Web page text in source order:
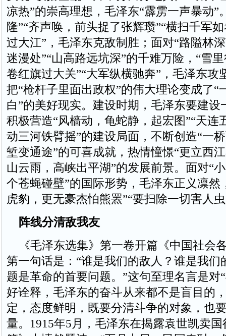
凉热”的崇高理想，毛泽东“霹雳一声暴动”
隆”“齐声唤，前头捉了张辉瓒”“横扫千军
过大江”，毛泽东克敌制胜；面对“路隘林
迷漫处”“山高路远坑深”的千难万险，“雪
卷红旗过大关”“大军纵横驰奔”，毛泽东攻
把“枪杆子里面出政权”的伟大理论变成了“
白”的美好现实。建设时期，毛泽东要建设
积极营造“风樯动，龟蛇静，起宏图”“天连
动三河铁臂摇”的建设局面，不断创造“一
堑变通途”的可喜成就，热情憧憬“更立西
山云雨，高峡出平湖”的发展前景。面对“
个苍蝇碰壁”的国际形势，毛泽东正义凛然
虎豹，更无豪杰怕熊罴”“要扫除一切害人
阵线分清敌我友
《毛泽东选集》第一卷开篇《中国社会
第一句话是：“谁是我们的敌人？谁是我们
题是革命的首要问题。”这句至理名言是对
好诠释，毛泽东的奋斗从来都不是盲目的
定，态度鲜明，既要分清斗争的对象，也
量。1915年5月，毛泽东在揭露袁世凯卖